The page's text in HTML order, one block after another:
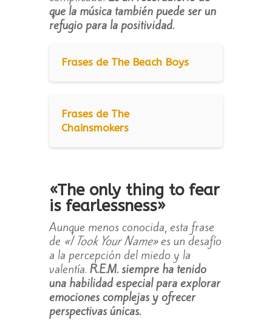
que la música también puede ser un
refugio para la positividad.
Frases de The Beach Boys
Frases de The
Chainsmokers
«The only thing to fear
is fearlessness»
Aunque menos conocida, esta frase
de «I Took Your Name»es un desafío
a la percepción del miedo y la
valentía. R.E.M. siempre ha tenido
una habilidad especial para explorar
emociones complejas y ofrecer
perspectivas únicas.